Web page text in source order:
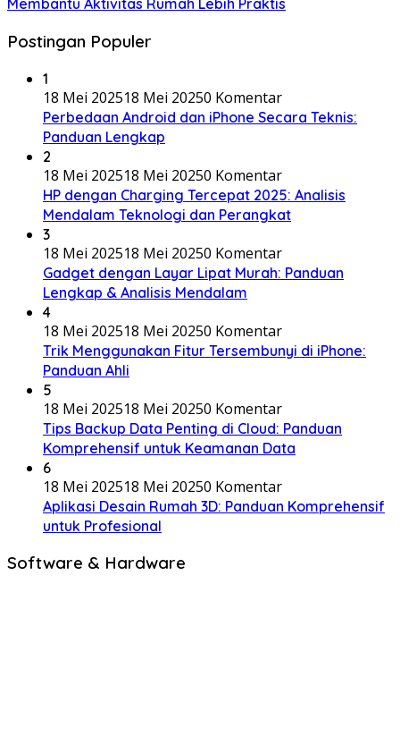
Membantu Aktivitas Rumah Lebih Praktis
Postingan Populer
1
18 Mei 202518 Mei 20250 Komentar
Perbedaan Android dan iPhone Secara Teknis:
Panduan Lengkap
2
18 Mei 202518 Mei 20250 Komentar
HP dengan Charging Tercepat 2025: Analisis
Mendalam Teknologi dan Perangkat
3
18 Mei 202518 Mei 20250 Komentar
Gadget dengan Layar Lipat Murah: Panduan
Lengkap & Analisis Mendalam
4
18 Mei 202518 Mei 20250 Komentar
Trik Menggunakan Fitur Tersembunyi di iPhone:
Panduan Ahli
5
18 Mei 202518 Mei 20250 Komentar
Tips Backup Data Penting di Cloud: Panduan
Komprehensif untuk Keamanan Data
6
18 Mei 202518 Mei 20250 Komentar
Aplikasi Desain Rumah 3D: Panduan Komprehensif
untuk Profesional
Software & Hardware